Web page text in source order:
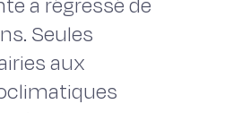
Seules
aux